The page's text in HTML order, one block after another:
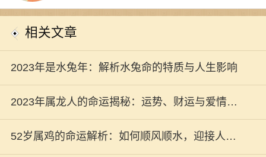
相关文章
2023年是水兔年：解析水兔命的特质与人生影响
2023年属龙人的命运揭秘：运势、财运与爱情全
解析
52岁属鸡的命运解析：如何顺风顺水，迎接人生